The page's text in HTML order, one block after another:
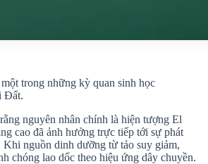
trong những kỳ quan sinh học
Đất.
nguyên nhân chính là hiện tượng El
cao đã ảnh hưởng trực tiếp tới sự phát
Khi nguồn dinh dưỡng từ tảo suy giảm,
chóng lao dốc theo hiệu ứng dây chuyền.